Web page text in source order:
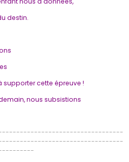
destin.
cette épreuve !
nous subsistions